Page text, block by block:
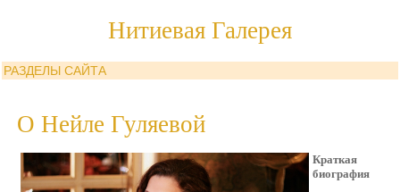
Нитиевая Галерея
РАЗДЕЛЫ САЙТА
О Нейле Гуляевой
Краткая
биография